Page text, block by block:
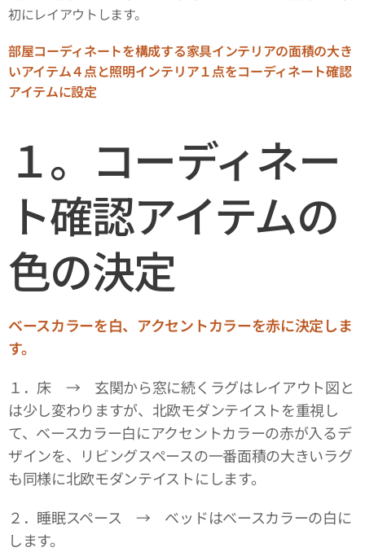
初にレイアウトします。
部屋コーディネートを構成する家具インテリアの面積の大き
いアイテム４点と照明インテリア１点をコーディネート確認
アイテムに設定
１。コーディネー
ト確認アイテムの
色の決定
ベースカラーを白、アクセントカラーを赤に決定しま
す。
１．床 → 玄関から窓に続くラグはレイアウト図と
は少し変わりますが、北欧モダンテイストを重視し
て、ベースカラー白にアクセントカラーの赤が入るデ
ザインを、リビングスペースの一番面積の大きいラグ
も同様に北欧モダンテイストにします。
２．睡眠スペース → ベッドはベースカラーの白に
します。